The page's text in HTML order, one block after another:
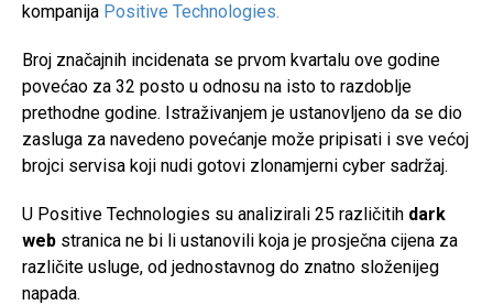
kompanija Positive Technologies.
Broj značajnih incidenata se prvom kvartalu ove godine
povećao za 32 posto u odnosu na isto to razdoblje
prethodne godine. Istraživanjem je ustanovljeno da se dio
zasluga za navedeno povećanje može pripisati i sve većoj
brojci servisa koji nudi gotovi zlonamjerni cyber sadržaj.
U Positive Technologies su analizirali 25 različitih dark
web stranica ne bi li ustanovili koja je prosječna cijena za
različite usluge, od jednostavnog do znatno složenijeg
napada.